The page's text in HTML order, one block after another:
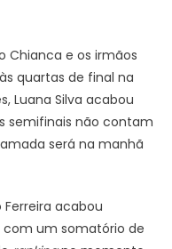
de
Saquarema
Chianca e os irmãos
quartas de final na
Luana Silva acabou
semifinais não contam
será na manhã
acabou
com um somatório de